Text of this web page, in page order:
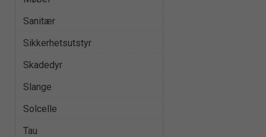
Sanitær
Sikkerhetsutstyr
Skadedyr
Slange
Solcelle
Tau